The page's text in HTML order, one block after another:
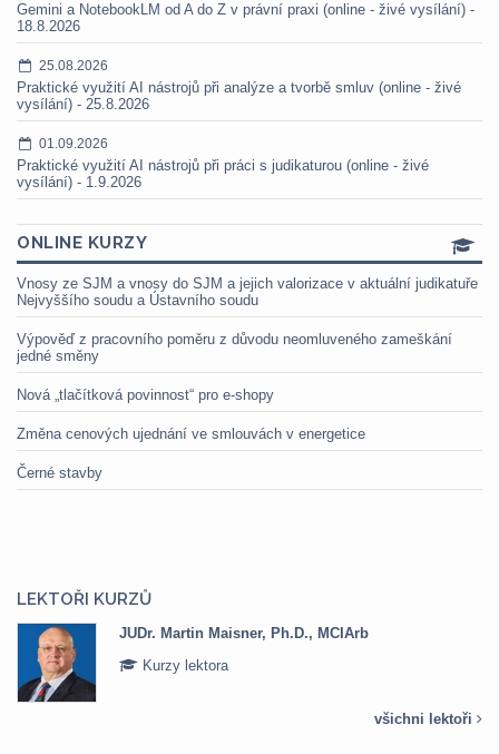
Gemini a NotebookLM od A do Z v právní praxi (online - živé vysílání) -
18.8.2026
25.08.2026
Praktické využití AI nástrojů při analýze a tvorbě smluv (online - živé
vysílání) - 25.8.2026
01.09.2026
Praktické využití AI nástrojů při práci s judikaturou (online - živé
vysílání) - 1.9.2026
ONLINE KURZY
Vnosy ze SJM a vnosy do SJM a jejich valorizace v aktuální judikatuře
Nejvyššího soudu a Ústavního soudu
Výpověď z pracovního poměru z důvodu neomluveného zameškání
jedné směny
Nová „tlačítková povinnost“ pro e-shopy
Změna cenových ujednání ve smlouvách v energetice
Černé stavby
LEKTOŘI KURZŮ
JUDr. Martin Maisner, Ph.D., MCIArb
Kurzy lektora
všichni lektoři